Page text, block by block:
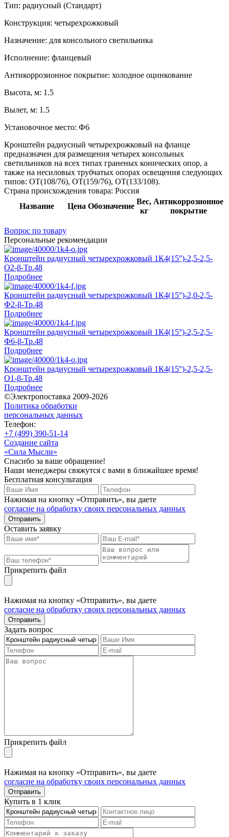
Тип: радиусный (Стандарт)
Конструкция: четырехрожковый
Назначение: для консольного светильника
Исполнение: фланцевый
Антикоррозионное покрытие: холодное оцинкование
Высота, м: 1.5
Вылет, м: 1.5
Установочное место: Ф6
Кронштейн радиусный четырехрожковый на фланце
предназначен для размещения четырех консольных
светильников на всех типах граненых конических опор, а
также на несиловых трубчатых опорах освещения следующих
типов: ОТ(108/76), ОТ(159/76), ОТ(133/108).
Страна происхождения товара: Россия
Название
Цена Обозначение
Вес,
кг
Антикоррозионное
покрытие
Вопрос по товару
Персональные рекомендации
Кронштейн радиусный четырехрожковый 1К4(15°)-2,5-2,5-
О2-β-Тр.48
Подробнее
Кронштейн радиусный четырехрожковый 1К4(15°)-2,0-2,5-
Ф2-β-Тр.48
Подробнее
Кронштейн радиусный четырехрожковый 1К4(15°)-2,5-2,5-
Ф6-β-Тр.48
Подробнее
Кронштейн радиусный четырехрожковый 1К4(15°)-2,5-2,5-
О1-β-Тр.48
Подробнее
©Электропоставка 2009-2026
Политика обработки
персональных данных
Телефон:
+7 (499) 390-51-14
Создание сайта
«Сила Мысли»
Спасибо за ваше обращение!
Наши менеджеры свяжутся с вами в ближайшее время!
Бесплатная консультация
Нажимая на кнопку «Отправить», вы даете
согласие на обработку своих персональных данных
Отправить
Оставить заявку
Прикрепить файл
Нажимая на кнопку «Отправить», вы даете
согласие на обработку своих персональных данных
Отправить
Задать вопрос
Прикрепить файл
Нажимая на кнопку «Отправить», вы даете
согласие на обработку своих персональных данных
Отправить
Купить в 1 клик